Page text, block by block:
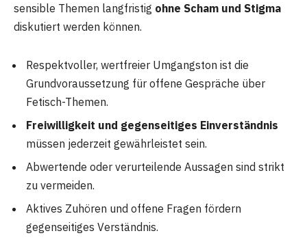
sensible Themen langfristig ohne Scham und Stigma
diskutiert werden können.
Respektvoller, wertfreier Umgangston ist die
Grundvoraussetzung für offene Gespräche über
Fetisch-Themen.
Freiwilligkeit und gegenseitiges Einverständnis
müssen jederzeit gewährleistet sein.
Abwertende oder verurteilende Aussagen sind strikt
zu vermeiden.
Aktives Zuhören und offene Fragen fördern
gegenseitiges Verständnis.